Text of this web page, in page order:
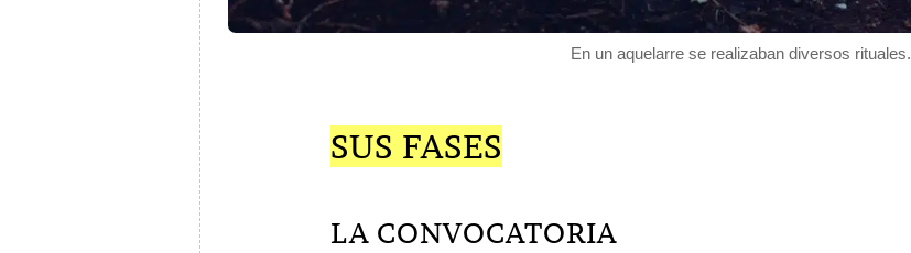
En un aquelarre se realizaban diversos rituales.
SUS FASES
LA CONVOCATORIA